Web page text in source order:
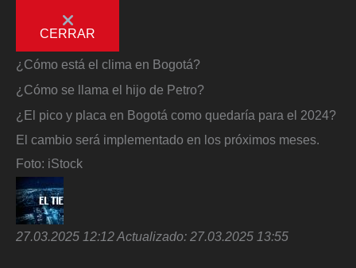
CERRAR
¿Cómo está el clima en Bogotá?
¿Cómo se llama el hijo de Petro?
¿El pico y placa en Bogotá como quedaría para el 2024?
El cambio será implementado en los próximos meses.
Foto: iStock
27.03.2025 12:12Actualizado: 27.03.2025 13:55